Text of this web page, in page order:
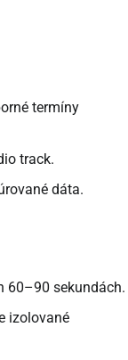
termíny
track.
dáta.
60–90 sekundách.
izolované